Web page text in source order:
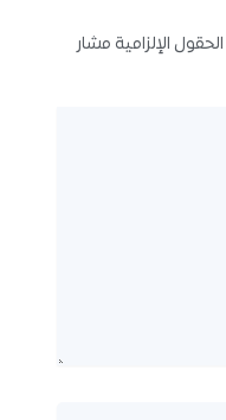
الحقول الإلزامية مشار